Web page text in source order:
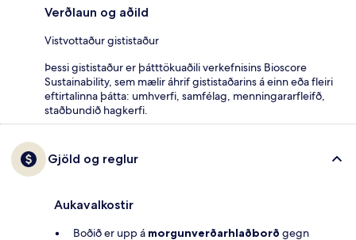
Verðlaun og aðild
Vistvottaður gististaður
Þessi gististaður er þátttökuaðili verkefnisins Bioscore
Sustainability, sem mælir áhrif gististaðarins á einn eða fleiri
eftirtalinna þátta: umhverfi, samfélag, menningararfleifð,
staðbundið hagkerfi.
Gjöld og reglur
Aukavalkostir
Boðið er upp á morgunverðarhlaðborð gegn